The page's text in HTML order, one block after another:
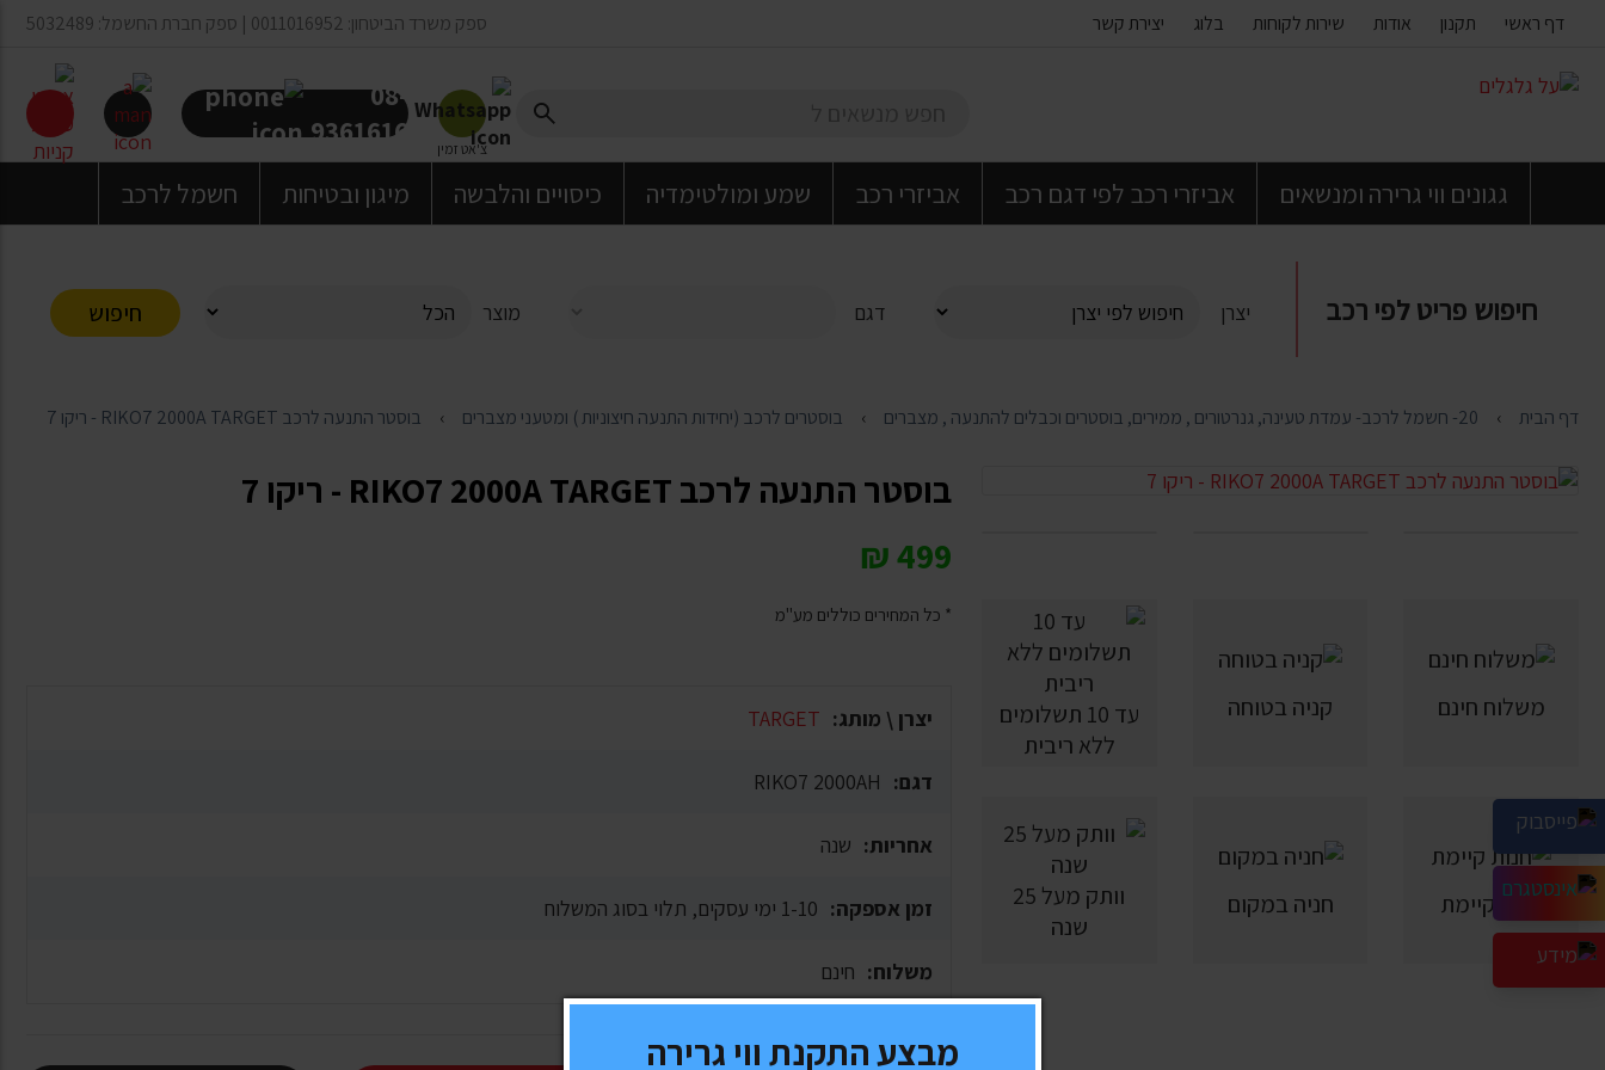
העמוד
דף ראשי תקנון אודות שירות לקוחות בלוג יצירת קשר ספק משרד הביטחון: 0011016952 | ספק חברת החשמל: 5032489
צ'אט זמין
08-
9361616
גגונים ווי גרירה ומנשאים אביזרי רכב לפי דגם רכב אביזרי רכב שמע ומולטימדיה כיסויים והלבשה מיגון ובטיחות חשמל לרכב
חיפוש פריט לפי רכב יצרן דגם מוצר חיפוש
דף הבית 20- חשמל לרכב- עמדת טעינה, גנרטורים , ממירים, בוסטרים וכבלים להתנעה , מצברים בוסטרים לרכב (יחידות התנעה חיצוניות ) ומטעני מצברים בוסטר התנעה לרכב RIKO7 2000A TARGET - ריקו 7
משלוח חינם קניה בטוחה
עד 10 תשלומים
ללא ריבית
חנות קיימת חניה במקום
וותק מעל 25
שנה
בוסטר התנעה לרכב RIKO7 2000A TARGET - ריקו 7
499
₪
* כל המחירים כוללים מע"מ
יצרן \ מותג: TARGET
דגם: RIKO7 2000AH
אחריות: שנה
זמן אספקה: 1-10 ימי עסקים, תלוי בסוג המשלוח
משלוח: חינם
מבצע התקנת ווי גרירה